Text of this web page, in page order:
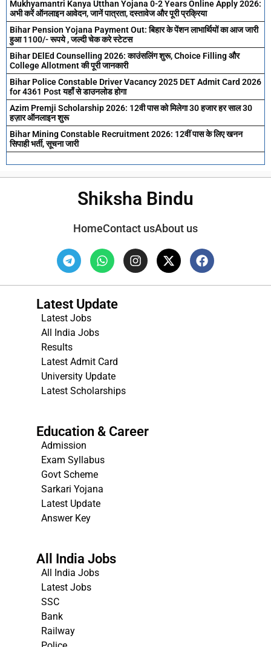
Mukhyamantri Kanya Utthan Yojana 0-2 Years Online Apply 2026:
अभी करें ऑनलाइन आवेदन, जानें पात्रता, दस्तावेज और पूरी प्रक्रिया
Bihar Pension Yojana Payment Out: बिहार के पेंशन लाभार्थियों का आज जारी
हुआ 1100/- रूपये , जल्दी चेक करे स्टेटस
Bihar DElEd Counselling 2026: काउंसलिंग शुरू, Choice Filling और
College Allotment की पूरी जानकारी
Bihar Police Constable Driver Vacancy 2025 DET Admit Card 2026
for 4361 Post यहाँ से डाउनलोड होगा
Azim Premji Scholarship 2026: 12वी पास को मिलेगा 30 हजार हर साल 30
हज़ार ऑनलाइन शुरू
Bihar Mining Constable Recruitment 2026: 12वीं पास के लिए खनन
सिपाही भर्ती, सूचना जारी
Shiksha Bindu
HomeContact usAbout us
Latest Update
Latest Jobs
All India Jobs
Results
Latest Admit Card
University Update
Latest Scholarships
Education & Career
Admission
Exam Syllabus
Govt Scheme
Sarkari Yojana
Latest Update
Answer Key
All India Jobs
All India Jobs
Latest Jobs
SSC
Bank
Railway